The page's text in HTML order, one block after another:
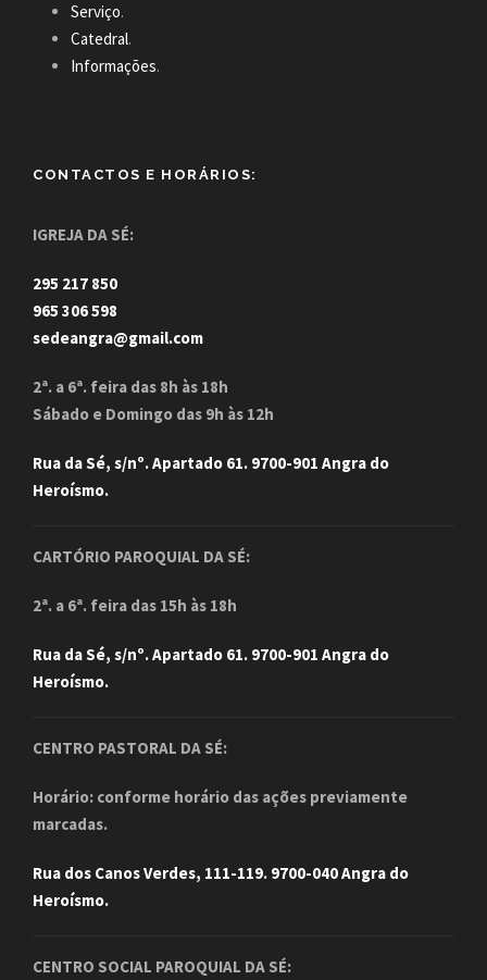
Serviço.
Catedral.
Informações.
CONTACTOS E HORÁRIOS:
IGREJA DA SÉ:
295 217 850
965 306 598
sedeangra@gmail.com
2ª. a 6ª. feira das 8h às 18h
Sábado e Domingo das 9h às 12h
Rua da Sé, s/nº. Apartado 61. 9700-901 Angra do
Heroísmo.
CARTÓRIO PAROQUIAL DA SÉ:
2ª. a 6ª. feira das 15h às 18h
Rua da Sé, s/nº. Apartado 61. 9700-901 Angra do
Heroísmo.
CENTRO PASTORAL DA SÉ:
Horário: conforme horário das ações previamente
marcadas.
Rua dos Canos Verdes, 111-119. 9700-040 Angra do
Heroísmo.
CENTRO SOCIAL PAROQUIAL DA SÉ: